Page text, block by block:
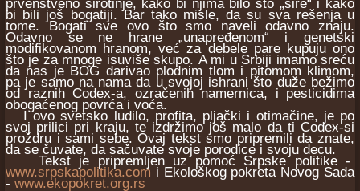
bi bili još bogatiji. Bar tako misle, da su sva rešenja u
tome. Bogati sve ovo što smo naveli odavno znaju.
Odavno se ne hrane „unapređenom“ i genetski
modifikovanom hranom, već za debele pare kupuju ono
što je za mnoge isuviše skupo. A mi u Srbiji imamo sreću
da nas je BOG darivao plodnim tlom i pitomom klimom,
pa je samo na nama da u svojoj ishrani što duže bežimo
od raznih Codex-a, ozračenih namernica, i pesticidima
obogaćenog povrća i voća.
I ovo svetsko ludilo, profita, pljački i otimačine, je po
svoj prilici pri kraju, te izdržimo još malo da ti Codex-si
proždru i sami sebe. Ovaj tekst smo pripremili da znate,
da se čuvate, da sačuvate svoje porodice i svoju decu.
Tekst je pripremljen uz pomoć Srpske politike -
www.srpskapolitika.com i Ekološkog pokreta Novog Sada
- www.ekopokret.org.rs